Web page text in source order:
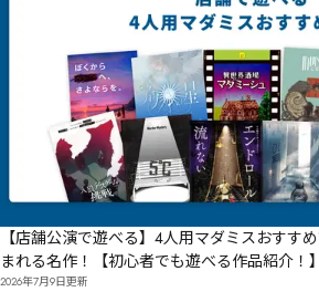
【店舗公演で遊べる】4人用マダミスおすす
まれる名作！【初心者でも遊べる作品紹介！】
2026年7月9日更新